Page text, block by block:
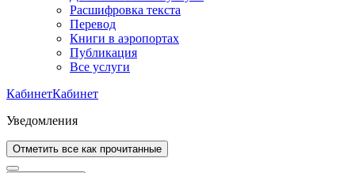
Расшифровка текста
Перевод
Книги в аэропортах
Публикация
Все услуги
КабинетКабинет
Уведомления
Отметить все как прочитанные